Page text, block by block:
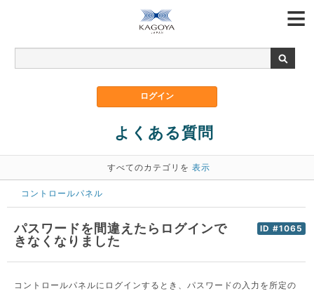
よくある質問
すべてのカテゴリを 表示
コントロールパネル
ID #1065
パスワードを間違えたらログインで
きなくなりました
コントロールパネルにログインするとき、パスワードの入力を所定の